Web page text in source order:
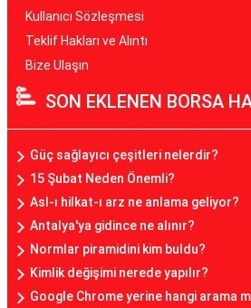
Kullanıcı Sözleşmesi
Teklif Hakları ve Alıntı
Bize Ulaşın
SON EKLENEN BORSA
Güç sağlayıcı çeşitleri nelerdir?
15 Şubat Neden Önemli?
Asl-ı hilkat-ı arz ne anlama geliyor?
Antalya'ya gidince ne alınır?
Normlar piramidini kim buldu?
Kimlik değişimi nerede yapılır?
Google Chrome yerine hangi arama